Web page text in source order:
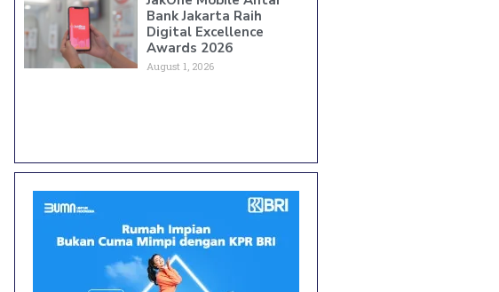
Bank Jakarta Raih
Digital Excellence
Awards 2026
August 1, 2026